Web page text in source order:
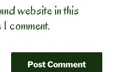
website in this
comment.